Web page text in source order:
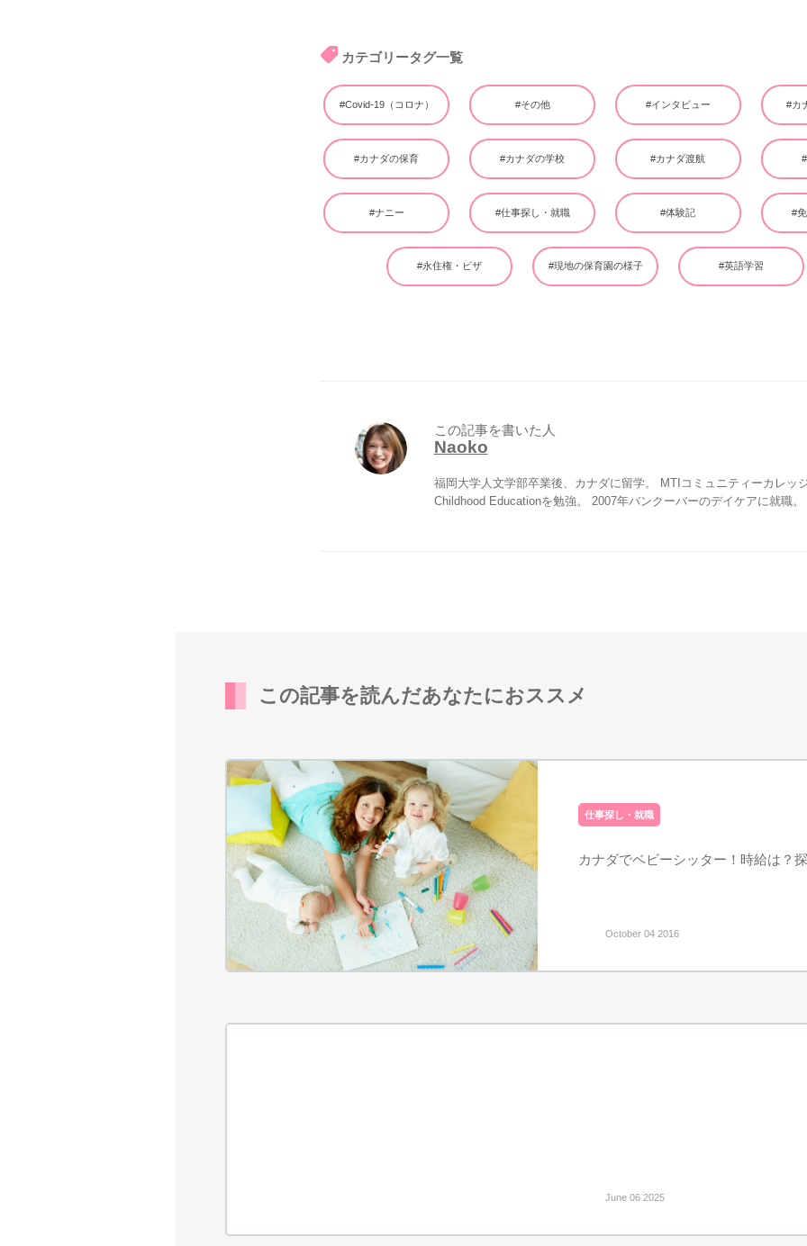
カテゴリータグ一覧
#Covid-19（コロナ） #その他 #インタビュー #カ
#カナダの保育 #カナダの学校 #カナダ渡航
#ナニー #仕事探し・就職 #体験記 #
#永住権・ビザ #現地の保育園の様子 #英語学習
この記事を書いた人
Naoko
福岡大学人文学部卒業後、カナダに留学。 MTIコミュニティーカレッ
Childhood Educationを勉強。 2007年バンクーバーのデイケアに就職。
この記事を読んだあなたにおススメ
仕事探し・就職
カナダでベビーシッター！時給は？
October 04 2016
June 06 2025